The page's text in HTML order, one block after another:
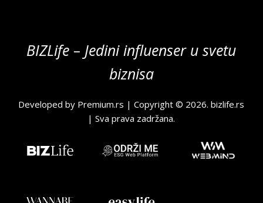
BIZLife – Jedini influenser u svetu
biznisa
Developed by Premium.rs | Copyright © 2026.bizlife.rs
| Sva prava zadržana.